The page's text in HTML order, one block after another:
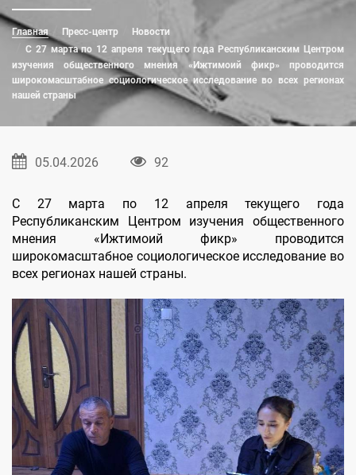
Главная Пресс-центр
Новости
С 27 марта по 12 апреля текущего года Республиканским Центром
изучения общественного мнения «Ижтимоий фикр» проводится
широкомасштабное социологическое исследование во всех регионах
нашей страны
05.04.2026 92
С 27 марта по 12 апреля текущего года
Республиканским Центром изучения общественного
мнения «Ижтимоий фикр» проводится
широкомасштабное социологическое исследование во
всех регионах нашей страны.